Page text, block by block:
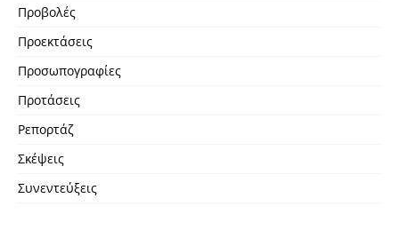
Προβολές
Προεκτάσεις
Προσωπογραφίες
Προτάσεις
Ρεπορτάζ
Σκέψεις
Συνεντεύξεις